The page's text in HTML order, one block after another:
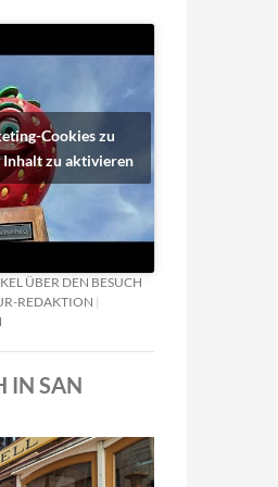
Cookies zu
zu aktivieren
ÜBER DEN BESUCH
REDAKTION
IN SAN